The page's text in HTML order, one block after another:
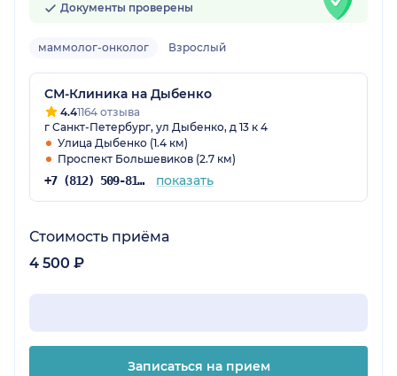
Документы проверены
маммолог-онколог Взрослый
СМ-Клиника на Дыбенко
4.41164 отзыва
г Санкт-Петербург, ул Дыбенко, д 13 к 4
Улица Дыбенко (1.4 км)
Проспект Большевиков (2.7 км)
+7 (812) 509-81-68 показать
Стоимость приёма
4 500 ₽
Записаться на прием